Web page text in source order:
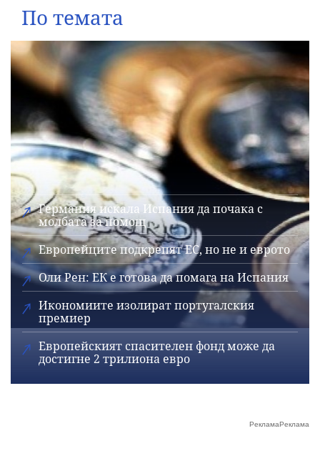
По темата
Германия искала Испания да почака с
молбата за помощ
Европейците подкрепят ЕС, но не и еврото
Оли Рен: ЕК е готова да помага на Испания
Икономиите изолират португалския
премиер
Европейският спасителен фонд може да
достигне 2 трилиона евро